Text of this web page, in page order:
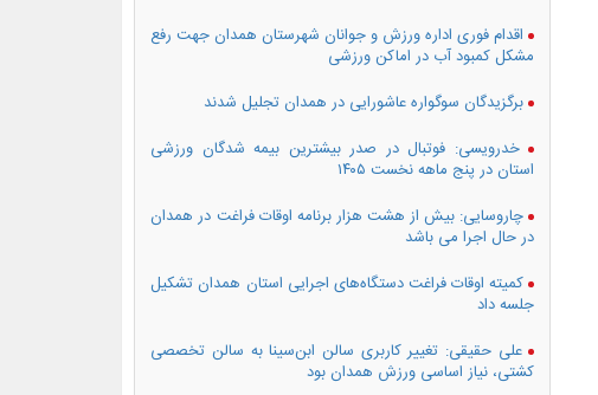
اقدام فوری اداره ورزش و جوانان شهرستان همدان جهت رفع
مشکل کمبود آب در اماکن ورزشی
برگزیدگان سوگواره عاشورایی در همدان تجلیل شدند
خدرویسی: فوتبال در صدر بیشترین بیمه شدگان ورزشی
استان در پنج ماهه نخست ۱۴۰۵
چاروسایی: بیش از هشت هزار برنامه اوقات فراغت در همدان
در حال اجرا می باشد
کمیته اوقات فراغت دستگاه‌های اجرایی استان همدان تشکیل
جلسه داد
علی حقیقی: تغییر کاربری سالن ابن‌سینا به سالن تخصصی
کشتی، نیاز اساسی ورزش همدان بود